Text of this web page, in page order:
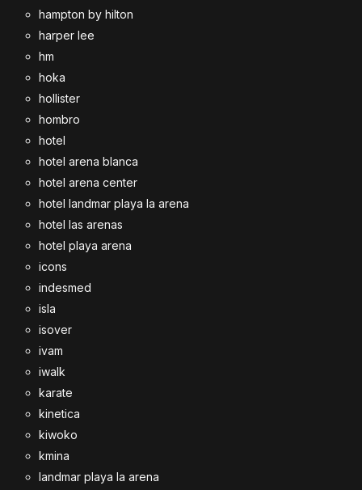
hampton by hilton
harper lee
hm
hoka
hollister
hombro
hotel
hotel arena blanca
hotel arena center
hotel landmar playa la arena
hotel las arenas
hotel playa arena
icons
indesmed
isla
isover
ivam
iwalk
karate
kinetica
kiwoko
kmina
landmar playa la arena